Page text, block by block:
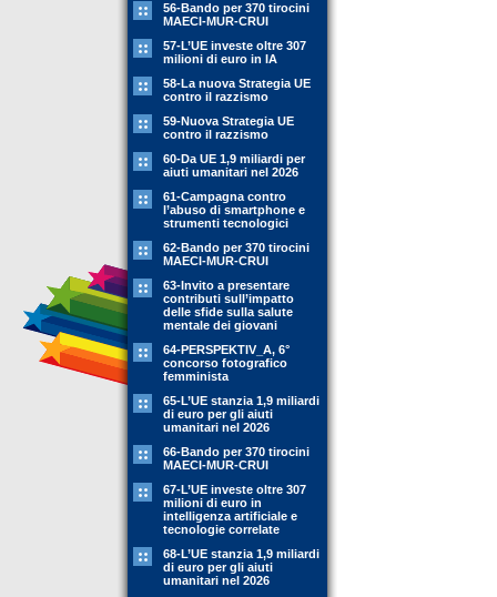
56-Bando per 370 tirocini
MAECI-MUR-CRUI
57-L’UE investe oltre 307
milioni di euro in IA
58-La nuova Strategia UE
contro il razzismo
59-Nuova Strategia UE
contro il razzismo
60-Da UE 1,9 miliardi per
aiuti umanitari nel 2026
61-Campagna contro
l’abuso di smartphone e
strumenti tecnologici
62-Bando per 370 tirocini
MAECI-MUR-CRUI
63-Invito a presentare
contributi sull’impatto
delle sfide sulla salute
mentale dei giovani
64-PERSPEKTIV_A, 6°
concorso fotografico
femminista
65-L’UE stanzia 1,9 miliardi
di euro per gli aiuti
umanitari nel 2026
66-Bando per 370 tirocini
MAECI-MUR-CRUI
67-L’UE investe oltre 307
milioni di euro in
intelligenza artificiale e
tecnologie correlate
68-L’UE stanzia 1,9 miliardi
di euro per gli aiuti
umanitari nel 2026